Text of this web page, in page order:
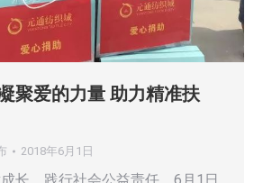
聚爱的力量 助力精准扶
2018年6月1日